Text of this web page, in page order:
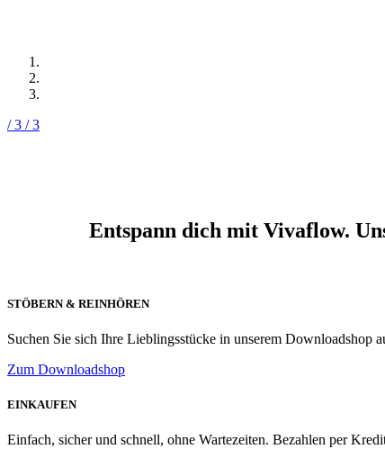
/ 3 / 3
Entspann dich mit Vivaflow.
STÖBERN & REINHÖREN
Suchen Sie sich Ihre Lieblingsstücke in unserem Downloadshop
Zum Downloadshop
EINKAUFEN
Einfach, sicher und schnell, ohne Wartezeiten. Bezahlen per